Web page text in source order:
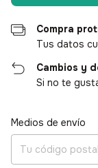
Compra
Tus datos
Cambios y
Si no te
Entregas para el CP:
Medios de envío